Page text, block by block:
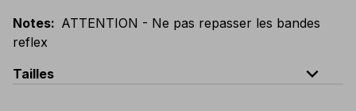
Notes: ATTENTION - Ne pas repasser les bandes
reflex
Tailles
expand_less